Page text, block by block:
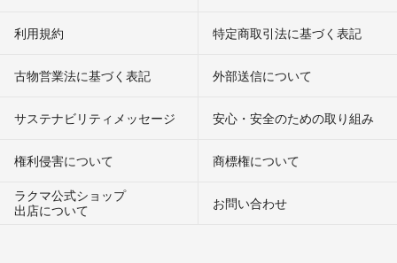
利用規約 特定商取引法に基づく表記
古物営業法に基づく表記 外部送信について
サステナビリティメッセージ 安心・安全のための取り組み
権利侵害について
商標権について
ラクマ公式ショップ
出店について
お問い合わせ